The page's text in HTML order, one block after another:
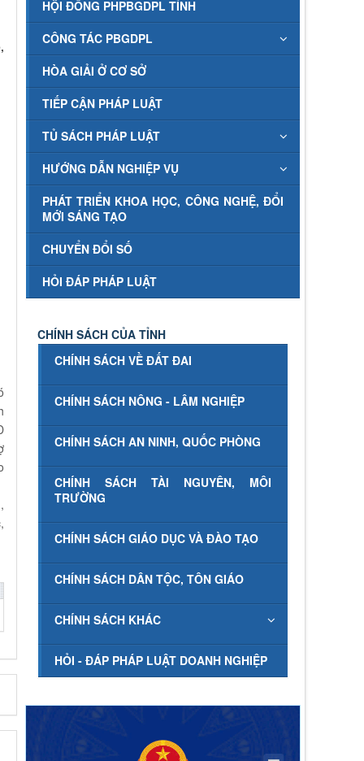
HỘI ĐỒNG PHPBGDPL TỈNH
CÔNG TÁC PBGDPL
HÒA GIẢI Ở CƠ SỞ
TIẾP CẬN PHÁP LUẬT
TỦ SÁCH PHÁP LUẬT
HƯỚNG DẪN NGHIỆP VỤ
PHÁT TRIỂN KHOA HỌC, CÔNG NGHỆ, ĐỔI
MỚI SÁNG TẠO
CHUYỂN ĐỔI SỐ
HỎI ĐÁP PHÁP LUẬT
CHÍNH SÁCH CỦA TỈNH
CHÍNH SÁCH VỀ ĐẤT ĐAI
CHÍNH SÁCH NÔNG - LÂM NGHIỆP
CHÍNH SÁCH AN NINH, QUỐC PHÒNG
CHÍNH SÁCH TÀI NGUYÊN, MÔI
TRƯỜNG
CHÍNH SÁCH GIÁO DỤC VÀ ĐÀO TẠO
CHÍNH SÁCH DÂN TỘC, TÔN GIÁO
CHÍNH SÁCH KHÁC
HỎI - ĐÁP PHÁP LUẬT DOANH NGHIỆP